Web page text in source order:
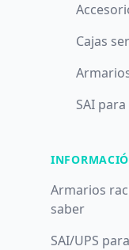
Cajas
SAI
Armarios
saber
SAI/UPS